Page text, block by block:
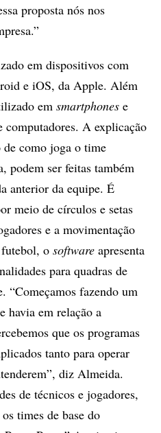
proposta nós nos
em dispositivos com
e iOS, da Apple. Além
em smartphones e
A explicação
de como joga o time
podem ser feitas também
anterior da equipe. É
meio de círculos e setas
e a movimentação
o software apresenta
para quadras de
“Começamos fazendo um
havia em relação a
que os programas
tanto para operar
diz Almeida.
de técnicos e jogadores,
times de base do